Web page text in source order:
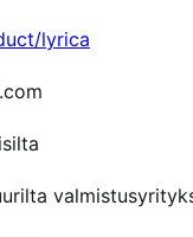
a lyrica